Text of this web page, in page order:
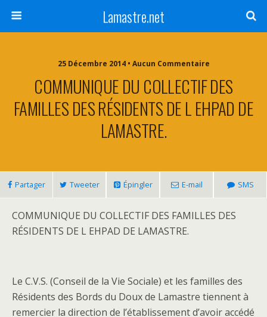
Lamastre.net
25 Décembre 2014 • Aucun Commentaire
COMMUNIQUE DU COLLECTIF DES
FAMILLES DES RÉSIDENTS DE L EHPAD DE
LAMASTRE.
Partager Tweeter Épingler E-mail SMS
COMMUNIQUE DU COLLECTIF DES FAMILLES DES
RÉSIDENTS DE L EHPAD DE LAMASTRE.
Le C.V.S. (Conseil de la Vie Sociale) et les familles des
Résidents des Bords du Doux de Lamastre tiennent à
remercier la direction de l’établissement d’avoir accédé